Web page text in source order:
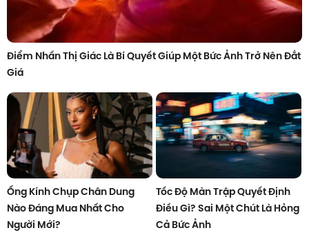
Điểm Nhấn Thị Giác Là Bí Quyết Giúp Một Bức Ảnh Trở Nên Đắt
Giá
Ống Kính Chụp Chân Dung
Nào Đáng Mua Nhất Cho
Người Mới?
Tốc Độ Màn Trập Quyết Định
Điều Gì? Sai Một Chút Là Hỏng
Cả Bức Ảnh